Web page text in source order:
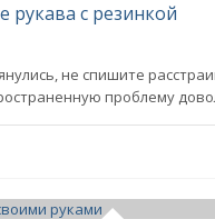
рукава с резинкой
не спишите
проблему